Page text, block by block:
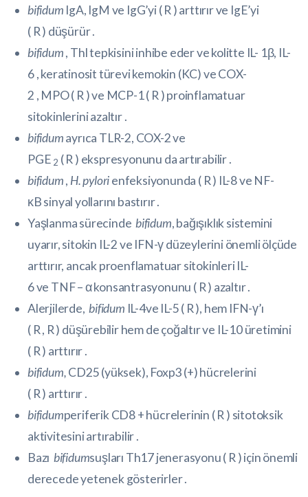
bifidum IgA, IgM ve IgG’yi (R ) arttırır ve IgE’yi
( R) düşürür .
bifidum, Thltepkisini inhibe eder vekolitte IL- 1β, IL-
6, keratinosit türevi kemokin (KC) ve COX-
2 , MPO ( R ) ve MCP-1 ( R ) proinflamatuar
sitokinlerini azaltır .
bifidumayrıca TLR-2, COX-2 ve
PGE 2 (R ) ekspresyonunu da artırabilir .
bifidum, H. pylorienfeksiyonunda ( R) IL-8ve NF-
κBsinyal yollarını bastırır .
Yaşlanma sürecinde bifidum, bağışıklık sistemini
uyarır, sitokin IL-2 ve IFN-γ düzeylerini önemli ölçüde
arttırır, ancak proenflamatuar sitokinleriIL-
6ve TNF–αkonsantrasyonunu ( R) azaltır .
Alerjilerde, bifidum IL-4ve IL-5 ( R), hem IFN-γ’ı
( R, R) düşürebilir hem de çoğaltır ve IL-10üretimini
( R) arttırır .
bifidum,CD25 (yüksek), Foxp3 (+) hücrelerini
( R) arttırır .
bifidumperiferik CD8 + hücrelerinin (R ) sitotoksik
aktivitesini artırabilir .
Bazı bifidumsuşları Th17 jenerasyonu ( R ) için önemli
derecede yetenek gösterirler .